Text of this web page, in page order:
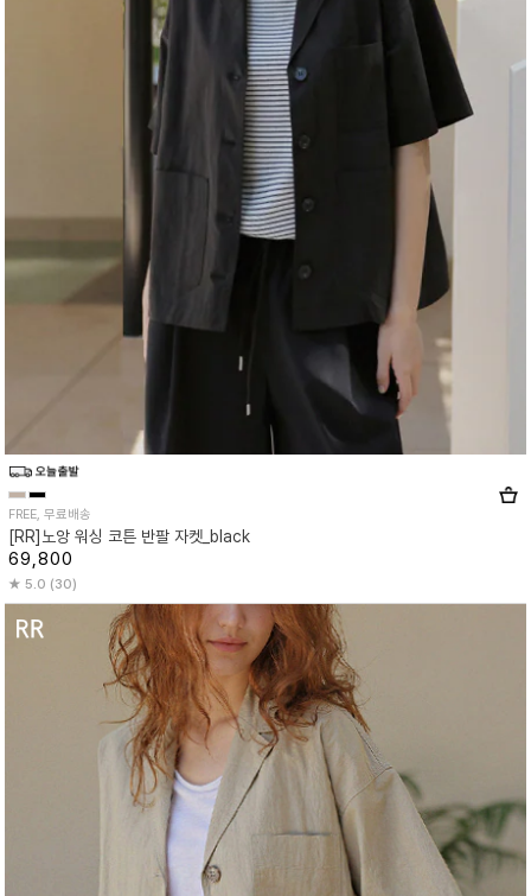
FREE, 무료배송
[RR]노앙 워싱 코튼 반팔 자켓_black
69,800
5.0 (30)